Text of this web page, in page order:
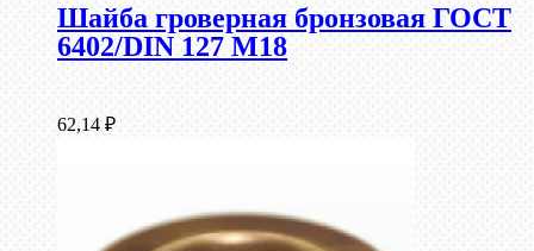
Шайба гроверная бронзовая ГОСТ
6402/DIN 127 М18
62,14 ₽